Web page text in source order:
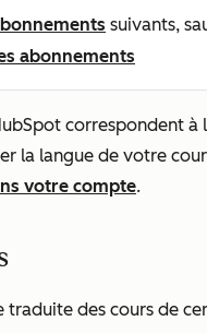
suivants,
abonnements
correspondent
la langue de votre
votre compte.
traduite des cours de